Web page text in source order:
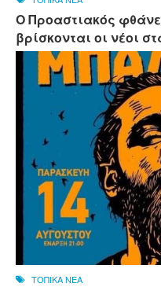
Ο Προαστιακός
βρίσκονται οι νέοι
ΤΟΠΙΚΑ ΝΕΑ